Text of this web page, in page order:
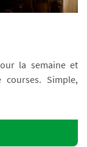
la semaine et
Simple,